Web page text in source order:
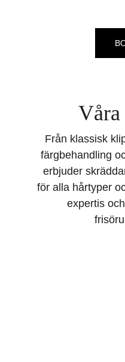
Våra
Från klassisk
färgbehandling
erbjuder
för alla hårtyper
expertis